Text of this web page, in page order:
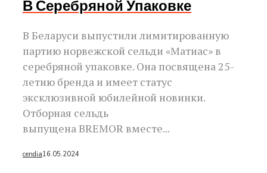
В Серебряной Упаковке
В Беларуси выпустили лимитированную
партию норвежской сельди «Матиас» в
серебряной упаковке. Она посвящена 25-
летию бренда и имеет статус
эксклюзивной юбилейной новинки.
Отборная сельдь
выпущена BREMOR вместе...
cendia16.05.2024